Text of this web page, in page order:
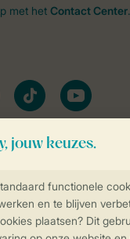
online boeken
met het Contact Center.
tiktok youtube